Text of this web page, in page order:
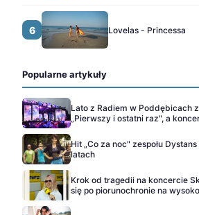
6 Lovelas - Princessa
Popularne artykuły
Lato z Radiem w Poddębicach
„Pierwszy i ostatni raz", a
Hit „Co za noc" zespołu
latach
Krok od tragedii na koncercie
się po piorunochronie na